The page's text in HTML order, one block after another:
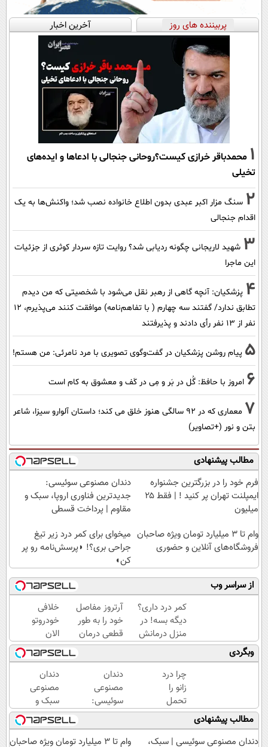
پربیننده های روز آخرین اخبار
1 محمدباقر خرازی کیست؟روحانی جنجالی با ادعاها و ایده‌های
تخیلی
2 سنگ مزار اکبر عبدی بدون اطلاع خانواده نصب شد؛ واکنش‌ها به یک
اقدام جنجالی
3 شهید لاریجانی چگونه ردیابی شد؟ روایت تازه سردار کوثری از جزئیات
این ماجرا
4 پزشکیان‌: آنچه گاهی از رهبر نقل می‌شود با شخصیتی که من دیدم
تطابق ندارد/ گفتند سه چهارم ( با تفاهم‌نامه) موافقت کنند می‌پذیرم، 12
نفر از 13 نفر رأی دادند و پذیرفتند
5 پیام روشن پزشکیان در گفت‌و‌گوی تصویری با مرد نامرئی: من هستم!
6 امروز با حافظ: گُل در بَر و مِی در کَف و معشوق به کام است
7
معماری که در 92 سالگی هنوز خلق می کند؛ داستان آلوارو سیزا، شاعر
بتن و نور (+تصاویر)
مطالب پیشنهادی
فرم خود را در بزرگترین جشنواره
ایمپلنت تهران پر کنید ! | فقط ۲۵
میلیون
دندان مصنوعی سوئیسی:
جدیدترین فناوری اروپا، سبک و
مقاوم | پرداخت قسطی
وام تا ۳ میلیارد تومان ویژه صاحبان
فروشگاه‌های آنلاین و حضوری
میخوای برای کمر درد زیر تیغ
جراحی بری؟! ◗پرسش‌نامه رو پر
کن◖
از سراسر وب
کمر درد داری؟
دیگه بسه! در
منزل درمانش
کن
(◀پرسش‌نامه)
آرتروز مفاصل
خود را به طور
قطعی درمان
کنید!
◗پرسش‌نامه◖
خلافی
خودروتو
الان
ببین، با
پلاک و
کد
ملی،
بدون
نیاز به
مراجعه
حضوری
وبگردی
چرا درد
زانو را
تحمل
می‌کنی؟
خیلی
ساده
دندان
مصنوعی
سوئیسی:
جدیدترین
فناوری
اروپا،
دندان
مصنوعی
سبک و
مقاوم
می‌خوای؟
پرداخت
مطالب پیشنهادی
دندان مصنوعی سوئیسی | سبک،
وام تا ۳ میلیارد تومان ویژه صاحبان